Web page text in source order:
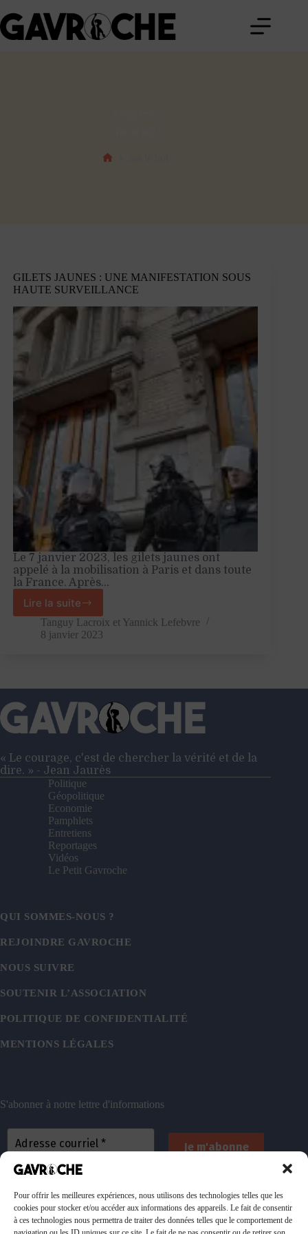
Pour offrir les meilleures expériences, nous utilisons des technologies telles que les
cookies pour stocker et/ou accéder aux informations des appareils. Le fait de consentir
à ces technologies nous permettra de traiter des données telles que le comportement de
au
contenu
GILETS JAUNES : UNE MANIFESTATION SOUS
HAUTE SURVEILLANCE
Le 7 janvier 2023, les gilets jaunes ont
appelé à la mobilisation à Paris et dans toute
la France. Après…
Lire la suite
Gilets
jaunes
:
haute
surveillance
Tanguy Lacroix et Yannick Lefebvre
8 janvier 2023
« Le courage, c'est de chercher la vérité et de la
dire. » - Jean Jaurès
Politique
Géopolitique
Economie
Pamphlets
Entretiens
Reportages
Vidéos
Le Petit Gavroche
QUI SOMMES-NOUS ?
REJOINDRE GAVROCHE
NOUS SUIVRE
SOUTENIR L’ASSOCIATION
POLITIQUE DE CONFIDENTIALITÉ
MENTIONS LÉGALES
S'abonner à notre lettre d'informations
emails. Vous pouvez vous désinscrire à tout
moment. Consulteznotre politique de confidentialité
pour plus d’informations.